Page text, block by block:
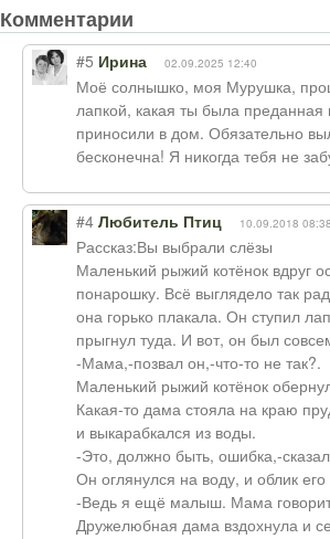
Комментарии
#5 Ирина 02.09.2025 12:40
Моё солнышко, моя Мурушка,
лапкой, какая ты была
приносили в дом. Обязательно
бесконечна! Я никогда тебя не
#4 Любитель Птиц 10.09.2018 08:38
Рассказ:Вы выбрали слёзы
Маленький рыжий котёнок вдруг
понарошку. Всё выглядело так
она горько плакала. Он ступил
прыгнул туда. И вот, он был
-Мама,-позвал он,-что-то не так?.
Маленький рыжий котёнок
Какая-то дама стояла на краю
и выкарабкался из воды.
-Это, должно быть, ошибка,-
Он оглянулся на воду, и облик
-Ведь я ещё малыш. Мама
Дружелюбная дама вздохнула и